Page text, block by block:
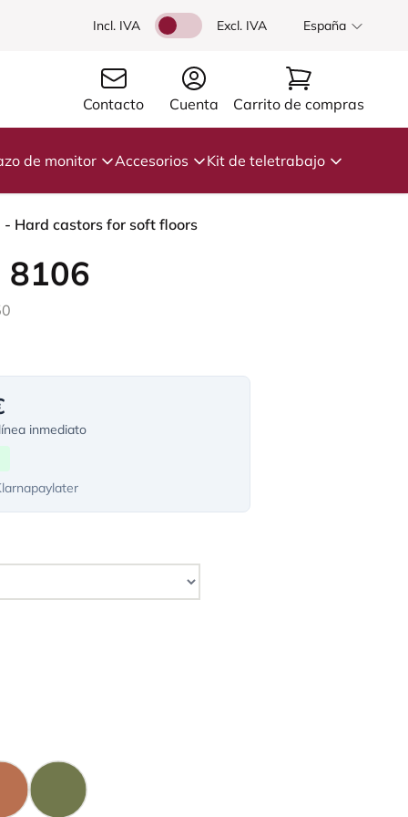
Incl. IVA Excl. IVA España
Contacto Cuenta Carrito de compras
de monitor Accesorios Kit de teletrabajo
Hard castors for soft floors
8106
inmediato